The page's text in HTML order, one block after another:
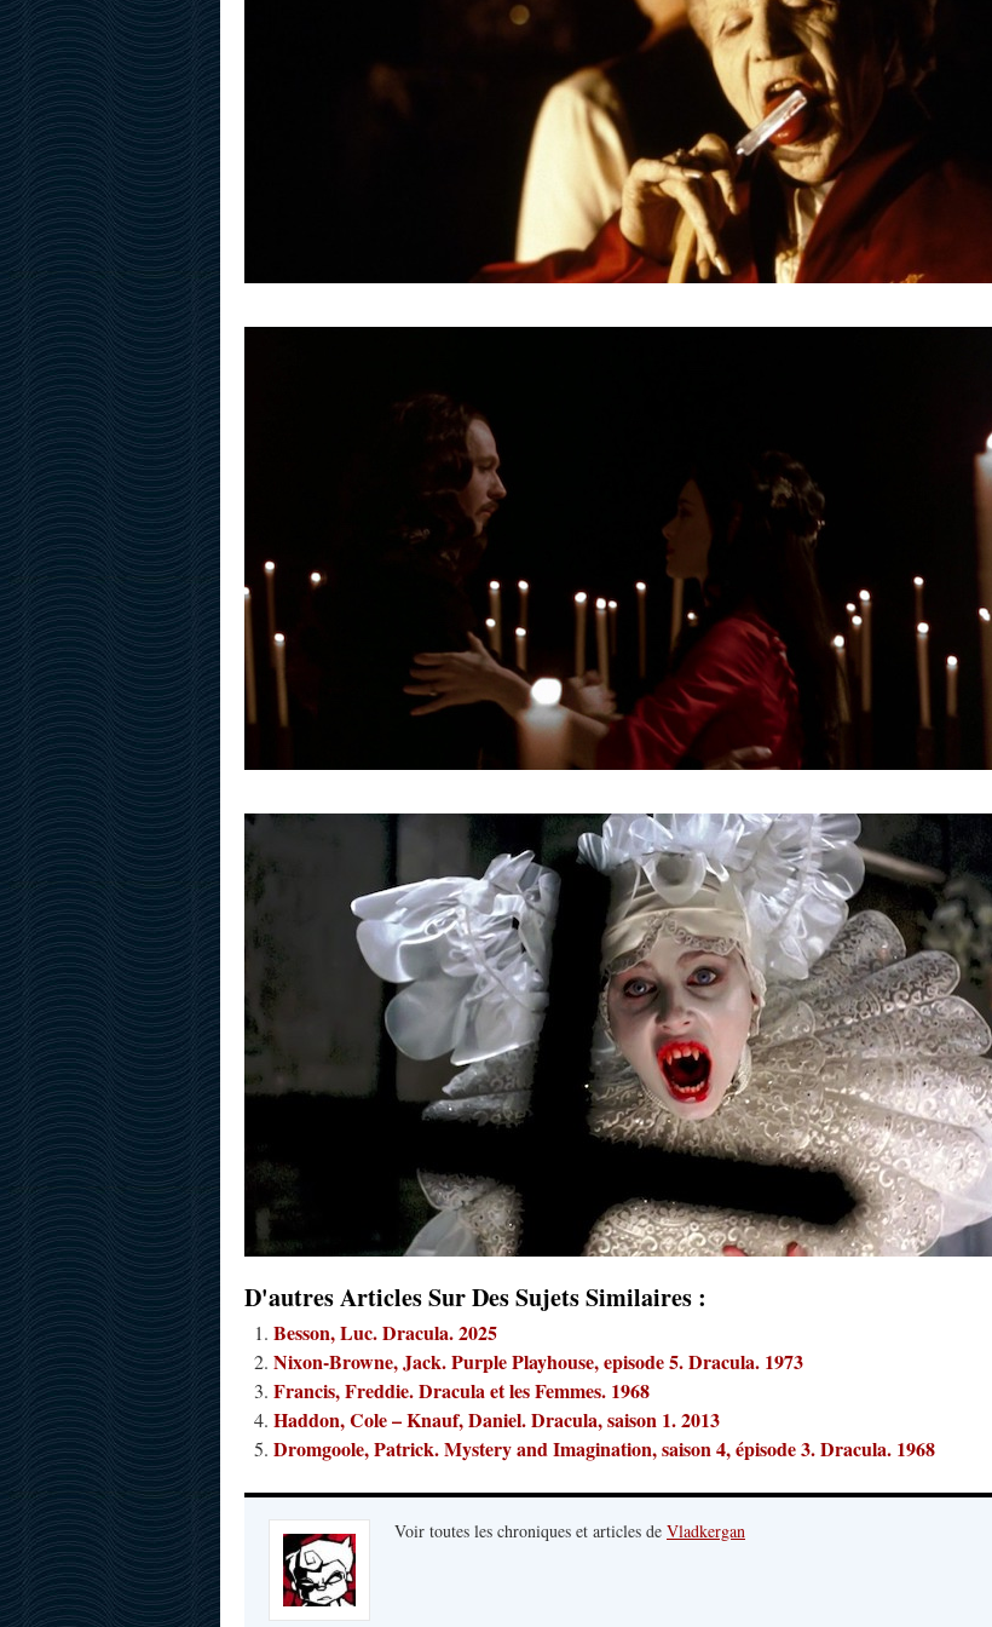
D'autres Articles Sur Des Sujets Similaires :
Besson, Luc. Dracula. 2025
Nixon-Browne, Jack. Purple Playhouse, episode 5. Dracula. 1973
Francis, Freddie. Dracula et les Femmes. 1968
Haddon, Cole – Knauf, Daniel. Dracula, saison 1. 2013
Dromgoole, Patrick. Mystery and Imagination, saison 4, épisode 3. Dracula. 1968
Voir toutes les chroniques et articles de Vladkergan